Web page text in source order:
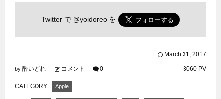
Twitter で @yoidoreo を
March 31, 2017
by 酔いどれ コメント 0 3060 PV
CATEGORY : Apple